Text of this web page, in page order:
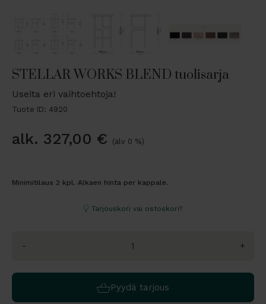
STELLAR WORKS BLEND tuolisarja
Useita eri vaihtoehtoja!
Tuote ID: 4920
alk. 327,00 € (alv 0 %)
Minimitilaus 2 kpl. Alkaen hinta per kappale.
Tarjouskori vai ostoskori?
- +
Pyydä tarjous